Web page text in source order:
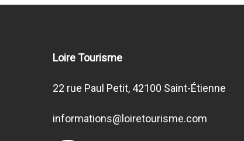
Loire Tourisme
22 rue Paul Petit, 42100 Saint-Étienne
informations@loiretourisme.com